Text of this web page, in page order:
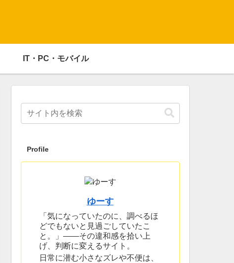
IT・PC・モバイル
Profile
ゆーす
「気になっていたのに、調べるほ
どでもないと見過ごしていたこ
と。」——その違和感を拾い上
げ、判断に変えるサイト。
日常に潜む小さなズレや不便は、